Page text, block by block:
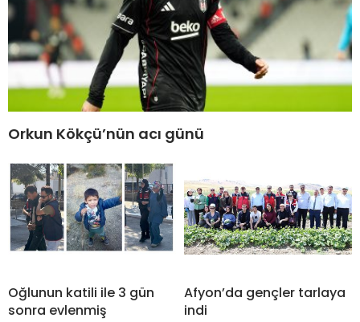
Orkun Kökçü’nün acı günü
Oğlunun katili ile 3 gün
sonra evlenmiş
Afyon’da gençler tarlaya
indi